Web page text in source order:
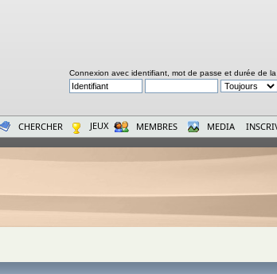
Connexion avec identifiant, mot de passe et durée de la
CHERCHER JEUX MEMBRES MEDIA